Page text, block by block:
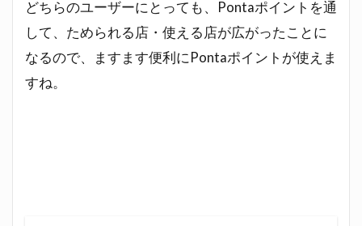
どちらのユーザーにとっても、Pontaポイントを通
して、ためられる店・使える店が広がったことに
なるので、ますます便利にPontaポイントが使えま
すね。